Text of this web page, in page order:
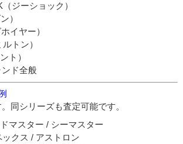
ジーショック）
）
イヤー）
トン）
ト）
ド全般
同シリーズも査定可能です。
マスター / シーマスター
クス / アストロン